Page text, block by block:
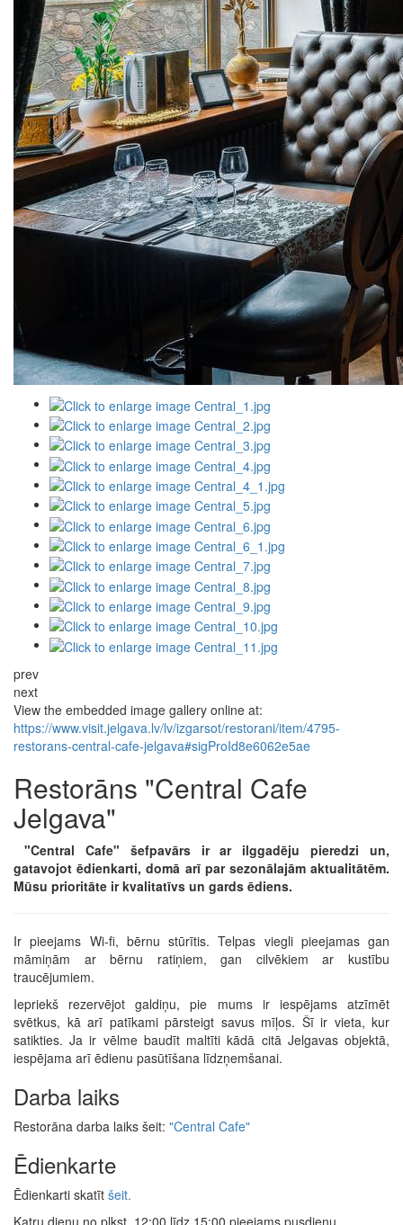
prev
next
View the embedded image gallery online at:
https://www.visit.jelgava.lv/lv/izgarsot/restorani/item/4795-
restorans-central-cafe-jelgava#sigProId8e6062e5ae
Restorāns "Central Cafe
Jelgava"
"Central Cafe" šefpavārs ir ar ilggadēju pieredzi un,
gatavojot ēdienkarti, domā arī par sezonālajām aktualitātēm.
Mūsu prioritāte ir kvalitatīvs un gards ēdiens.
Ir pieejams Wi-fi, bērnu stūrītis. Telpas viegli pieejamas gan
māmiņām ar bērnu ratiņiem, gan cilvēkiem ar kustību
traucējumiem.
Iepriekš rezervējot galdiņu, pie mums ir iespējams atzīmēt
svētkus, kā arī patīkami pārsteigt savus mīļos. Šī ir vieta, kur
satikties. Ja ir vēlme baudīt maltīti kādā citā Jelgavas objektā,
iespējama arī ēdienu pasūtīšana līdzņemšanai.
Darba laiks
Restorāna darba laiks šeit: "Central Cafe"
Ēdienkarte
Ēdienkarti skatīt šeit.
Katru dienu no plkst. 12:00 līdz 15:00 pieejams pusdienu